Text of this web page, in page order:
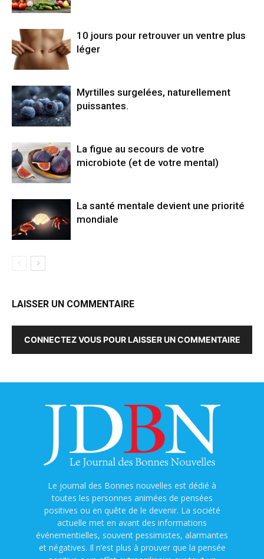
10 jours pour retrouver un ventre plus
léger
Myrtilles surgelées, naturellement
puissantes.
La figue au secours de votre
microbiote (et de votre mental)
La santé mentale devient une priorité
mondiale
LAISSER UN COMMENTAIRE
CONNECTEZ VOUS POUR LAISSER UN COMMENTAIRE
Le journal des Bonnes nouvelles est dédié à
toutes les personnes animées de pensées
positives ou en quête de le devenir. La société
actuelle met en avant des informations
événementielles, souvent pessimistes, alarmantes
et négatives. Il n’est plus à prouver que la pensée